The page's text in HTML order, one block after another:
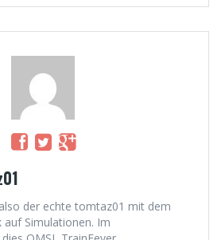
der echte tomtaz01 mit dem
auf Simulationen. Im